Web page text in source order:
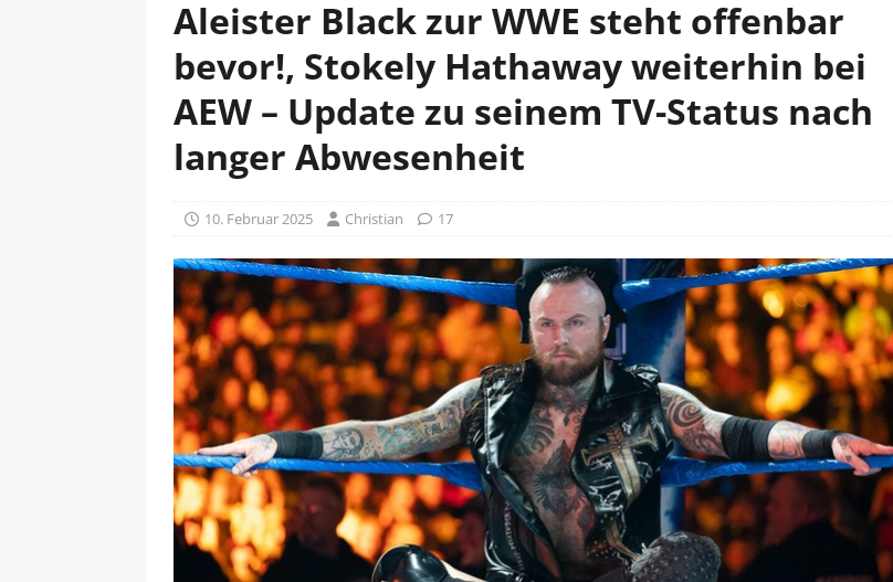
Aleister Black zur WWE steht offenbar
bevor!, Stokely Hathaway weiterhin bei
AEW – Update zu seinem TV-Status nach
langer Abwesenheit
10. Februar 2025 Christian 17